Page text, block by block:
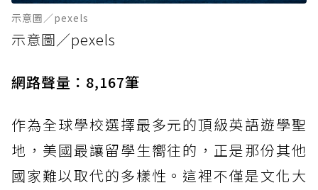
示意圖／pexels
示意圖／pexels
網路聲量：8,167筆
作為全球學校選擇最多元的頂級英語遊學聖
地，美國最讓留學生嚮往的，正是那份其他
國家難以取代的多樣性。這裡不僅是文化大